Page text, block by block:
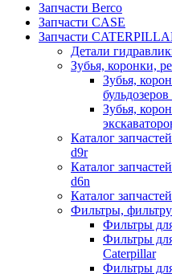
Запчасти Berco
Запчасти CASE
Запчасти
Детали
Зубья, коронки,
Зубья,
Зубья,
Каталог
d9r
Каталог
d6n
Каталог
Фильтры,
Фильтры
Фильтры
Caterpillar
Фильтры